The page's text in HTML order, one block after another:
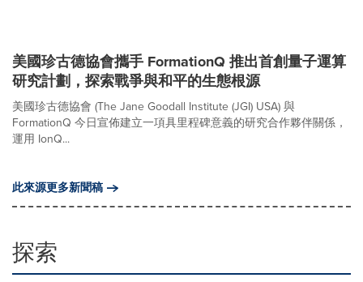
美國珍古德協會攜手 FormationQ 推出首創量子運算
研究計劃，探索戰爭與和平的生態根源
美國珍古德協會 (The Jane Goodall Institute (JGI) USA) 與
FormationQ 今日宣佈建立一項具里程碑意義的研究合作夥伴關係，
運用 IonQ...
此來源更多新聞稿
探索